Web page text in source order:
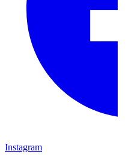
Instagram